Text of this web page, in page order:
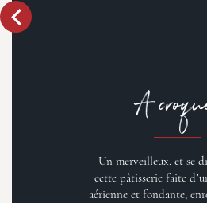
A
Un merveilleux, et se
cette pâtisserie faite
aérienne et fondante,